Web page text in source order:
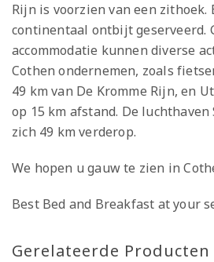
Rijn is voorzien van een zithoek.
continentaal ontbijt geserveerd.
accommodatie kunnen diverse
Cothen ondernemen, zoals
49 km van De Kromme Rijn, en
op 15 km afstand. De
zich 49 km verderop.
We hopen u gauw te zien in
Best Bed and Breakfast at your
Gerelateerde Producten